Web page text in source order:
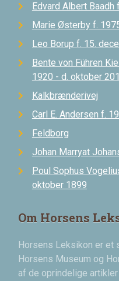
Edvard Albert
Marie Østerby f.
Leo Borup f. 15.
Bente von Führen
1920 - d. oktober
Kalkbrænderivej
Carl E. Andersen f.
Feldborg
Johan Marryat
Poul Sophus
oktober 1899
Om Horsens
Horsens Leksikon er et
Horsens Museum og
af de oprindelige